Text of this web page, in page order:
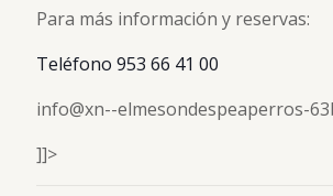
Para más información y reservas:
Teléfono 953 66 41 00
info@xn--elmesondespeaperros-
]]>